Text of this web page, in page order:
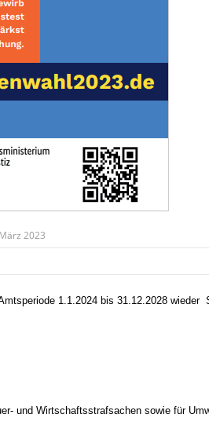
2023
1.1.2024 bis 31.12.2028 wieder
und Wirtschaftsstrafsachen sowie für